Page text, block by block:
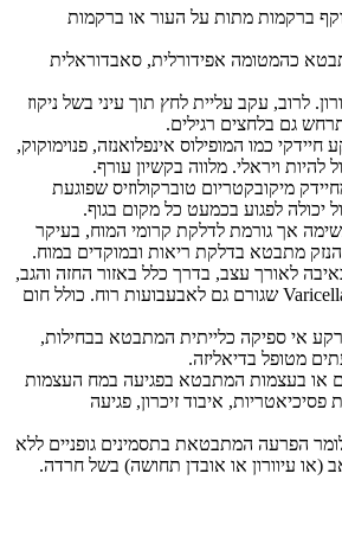
ברקמות מתות על העור או ברקמות
כהמטומה אפידורלית, סאבדוראלית
לרוב, עקב עליית לחץ תוך עיני בשל ניקוז
גם בלחצים רגילים.
כמו המופילוס אינפלואנזה, פנוימוקוק,
ויראלי. מלווה בקשיון עורף.
מיקובקטריום טוברקולוזיס שפוגעת
יכולה לפגוע בכמעט כל מקום בגוף.
אך גורמת לדלקת קרומי המוח, בעיקר
מתבטא בדלקת ריאות ובמוקדים במוח.
לאורך עצב, בדרך כלל באזור החזה והגב,
שגורם גם לאבעבועות רוח. כולל חום
אי ספיקה כלייתית המתבטא בבחילות,
מטופל בדיאליזה.
או בעצמות המתבטא בפגיעה במח העצמות
איבוד זיכרון, פגיעה
הפרעה המתבטאת בתסמינים גופניים ללא
(או עיוורון או אובדן תחושה) בשל חרדה.